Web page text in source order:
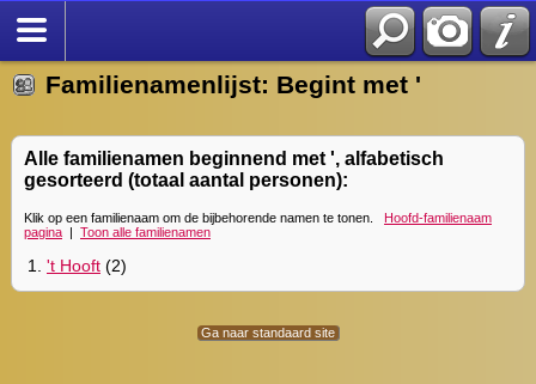
Familienamenlijst: Begint met '
Alle familienamen beginnend met ', alfabetisch
gesorteerd (totaal aantal personen):
Klik op een familienaam om de bijbehorende namen te tonen. Hoofd-familienaam
pagina | Toon alle familienamen
1. 't Hooft (2)
Ga naar standaard site